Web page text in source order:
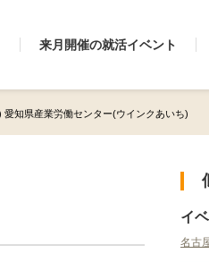
来月開催の就活イベント
愛知県産業労働センター(ウインクあいち)
イ
名古